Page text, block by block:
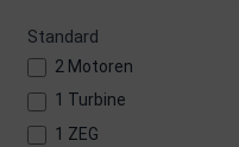
Standard
2 Motoren
1 Turbine
1 ZEG